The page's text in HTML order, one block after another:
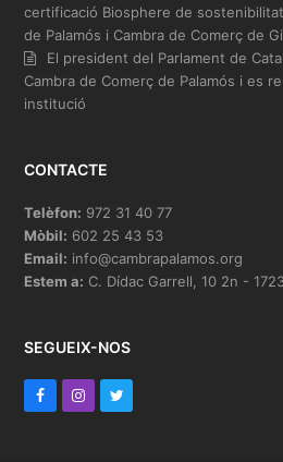
certificació Biosphere de
de Palamós i Cambra de Comerç de
El president del Parlament de
Cambra de Comerç de Palamós i es
institució
CONTACTE
Telèfon: 972 31 40 77
Mòbil: 602 25 43 53
Email: info@cambrapalamos.org
Estem a: C. Dídac Garrell, 10 2n -
SEGUEIX-NOS